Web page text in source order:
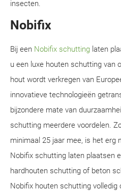
insecten.
Nobifix
Bij een Nobifix schutting laten
u een luxe houten schutting van
hout wordt verkregen van
innovatieve technologieën
bijzondere mate van
schutting meerdere voordelen.
minimaal 25 jaar mee, is het erg
Nobifix schutting laten plaatsen
hardhouten schutting of beton
Nobifix houten schutting volledig